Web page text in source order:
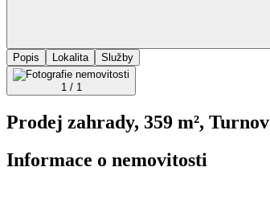
Popis
Lokalita Služby
1 / 1
Prodej zahrady, 359 m², Turnov
Informace o nemovitosti